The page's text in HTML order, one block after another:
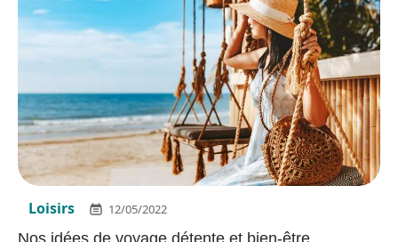
Loisirs 12/05/2022
Nos idées de voyage détente et bien-être